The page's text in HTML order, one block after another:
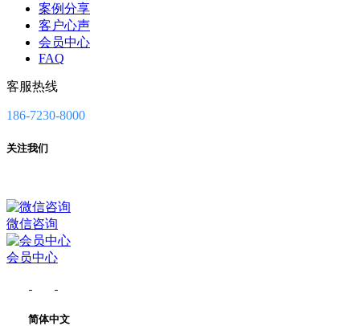
案例分享
客户心声
会员中心
FAQ
客服热线
186-7230-8000
关注我们
微信咨询
会员中心
简体中文